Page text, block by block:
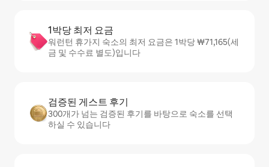
1박당 최저 요금
워런턴 휴가지 숙소의 최저 요금은 1박당 ₩71,165(세
금 및 수수료 별도)입니다
검증된 게스트 후기
300개가 넘는 검증된 후기를 바탕으로 숙소를 선택
하실 수 있습니다